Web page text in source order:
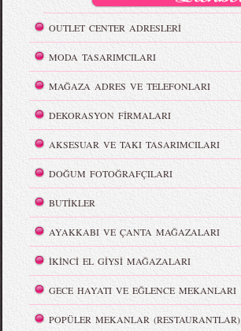
OUTLET CENTER ADRESLERİ
MODA TASARIMCILARI
MAĞAZA ADRES VE TELEFONLARI
DEKORASYON FİRMALARI
AKSESUAR VE TAKI TASARIMCILARI
DOĞUM FOTOĞRAFÇILARI
BUTİKLER
AYAKKABI VE ÇANTA MAĞAZALARI
İKİNCİ EL GİYSİ MAĞAZALARI
GECE HAYATI VE EĞLENCE MEKANLARI
POPÜLER MEKANLAR (RESTAURANTLAR)